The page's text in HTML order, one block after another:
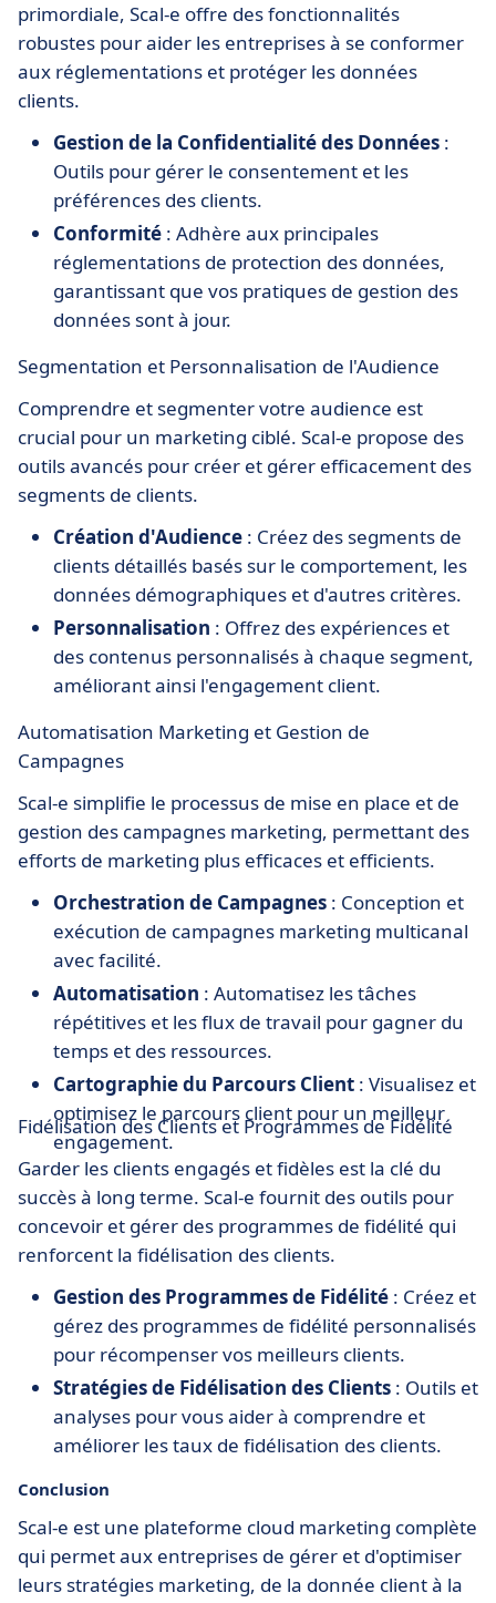
primordiale, Scal-e offre des fonctionnalités
robustes pour aider les entreprises à se conformer
aux réglementations et protéger les données
clients.
Gestion de la Confidentialité des Données :
Outils pour gérer le consentement et les
préférences des clients.
Conformité : Adhère aux principales
réglementations de protection des données,
garantissant que vos pratiques de gestion des
données sont à jour.
Segmentation et Personnalisation de l'Audience
Comprendre et segmenter votre audience est
crucial pour un marketing ciblé. Scal-e propose des
outils avancés pour créer et gérer efficacement des
segments de clients.
Création d'Audience : Créez des segments de
clients détaillés basés sur le comportement, les
données démographiques et d'autres critères.
Personnalisation : Offrez des expériences et
des contenus personnalisés à chaque segment,
améliorant ainsi l'engagement client.
Automatisation Marketing et Gestion de
Campagnes
Scal-e simplifie le processus de mise en place et de
gestion des campagnes marketing, permettant des
efforts de marketing plus efficaces et efficients.
Orchestration de Campagnes : Conception et
exécution de campagnes marketing multicanal
avec facilité.
Automatisation : Automatisez les tâches
répétitives et les flux de travail pour gagner du
temps et des ressources.
Cartographie du Parcours Client : Visualisez et
optimisez le parcours client pour un meilleur
engagement.
Fidélisation des Clients et Programmes de Fidélité
Garder les clients engagés et fidèles est la clé du
succès à long terme. Scal-e fournit des outils pour
concevoir et gérer des programmes de fidélité qui
renforcent la fidélisation des clients.
Gestion des Programmes de Fidélité : Créez et
gérez des programmes de fidélité personnalisés
pour récompenser vos meilleurs clients.
Stratégies de Fidélisation des Clients : Outils et
analyses pour vous aider à comprendre et
améliorer les taux de fidélisation des clients.
Conclusion
Scal-e est une plateforme cloud marketing complète
qui permet aux entreprises de gérer et d'optimiser
leurs stratégies marketing, de la donnée client à la